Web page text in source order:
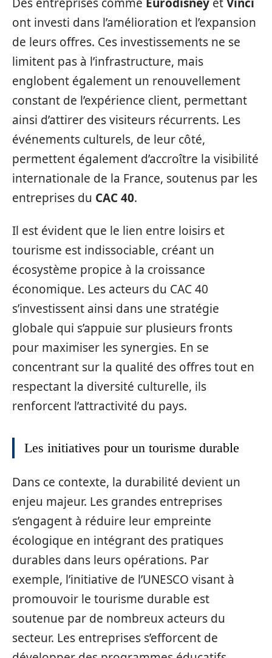
ont investi dans l’amélioration et l’expansion
de leurs offres. Ces investissements ne se
limitent pas à l’infrastructure, mais
englobent également un renouvellement
constant de l’expérience client, permettant
ainsi d’attirer des visiteurs récurrents. Les
événements culturels, de leur côté,
permettent également d’accroître la visibilité
internationale de la France, soutenus par les
entreprises du CAC 40.
Il est évident que le lien entre loisirs et
tourisme est indissociable, créant un
écosystème propice à la croissance
économique. Les acteurs du CAC 40
s’investissent ainsi dans une stratégie
globale qui s’appuie sur plusieurs fronts
pour maximiser les synergies. En se
concentrant sur la qualité des offres tout en
respectant la diversité culturelle, ils
renforcent l’attractivité du pays.
Les initiatives pour un tourisme durable
Dans ce contexte, la durabilité devient un
enjeu majeur. Les grandes entreprises
s’engagent à réduire leur empreinte
écologique en intégrant des pratiques
durables dans leurs opérations. Par
exemple, l’initiative de l’UNESCO visant à
promouvoir le tourisme durable est
soutenue par de nombreux acteurs du
secteur. Les entreprises s’efforcent de